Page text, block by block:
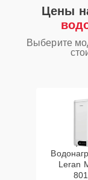
Цены
Выберите
Leran